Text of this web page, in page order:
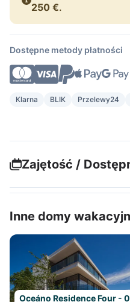
250 €.
Dostępne metody płatności
Klarna BLIK Przelewy24
Zajętość /
Inne domy
Oceáno Residence Four -